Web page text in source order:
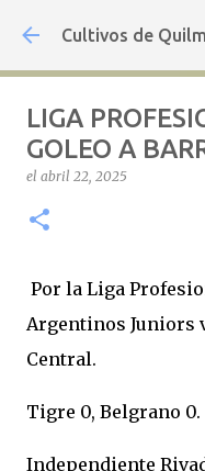
Ir al
Cultivos de
LIGA
GOLEO A
el abril 22, 2025
Por la Liga
Argentinos Juniors
Central.
Tigre 0, Belgrano 0.
Independiente